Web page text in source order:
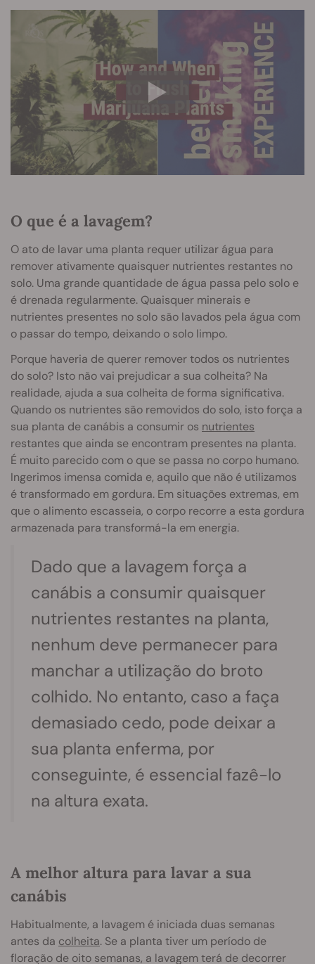
O que é a lavagem?
O ato de lavar uma planta requer utilizar água para
remover ativamente quaisquer nutrientes restantes no
solo. Uma grande quantidade de água passa pelo solo e
é drenada regularmente. Quaisquer minerais e
nutrientes presentes no solo são lavados pela água com
o passar do tempo, deixando o solo limpo.
Porque haveria de querer remover todos os nutrientes
do solo? Isto não vai prejudicar a sua colheita? Na
realidade, ajuda a sua colheita de forma significativa.
Quando os nutrientes são removidos do solo, isto força a
sua planta de canábis a consumir os nutrientes
restantes que ainda se encontram presentes na planta.
É muito parecido com o que se passa no corpo humano.
Ingerimos imensa comida e, aquilo que não é utilizamos
é transformado em gordura. Em situações extremas, em
que o alimento escasseia, o corpo recorre a esta gordura
armazenada para transformá-la em energia.
Dado que a lavagem força a
canábis a consumir quaisquer
nutrientes restantes na planta,
nenhum deve permanecer para
manchar a utilização do broto
colhido. No entanto, caso a faça
demasiado cedo, pode deixar a
sua planta enferma, por
conseguinte, é essencial fazê-lo
na altura exata.
A melhor altura para lavar a sua
canábis
Habitualmente, a lavagem é iniciada duas semanas
antes da colheita. Se a planta tiver um período de
floração de oito semanas, a lavagem terá de decorrer